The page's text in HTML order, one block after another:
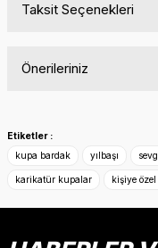
Taksit Seçenekleri
Önerileriniz
konularda yetersiz
Görüş ve önerileriniz
Ürün resmi kalitesiz,
Ürün açıklamasında
Etiketler :
kupa bardak
yılbaşı
karikatür kupalar kişiye